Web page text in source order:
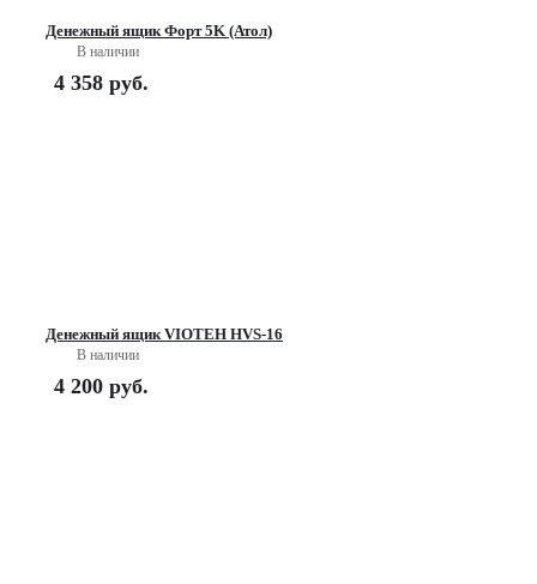
Денежный ящик Форт 5K (Атол)
В наличии
4 358 руб.
Денежный ящик VIOTEH HVS-16
В наличии
4 200 руб.